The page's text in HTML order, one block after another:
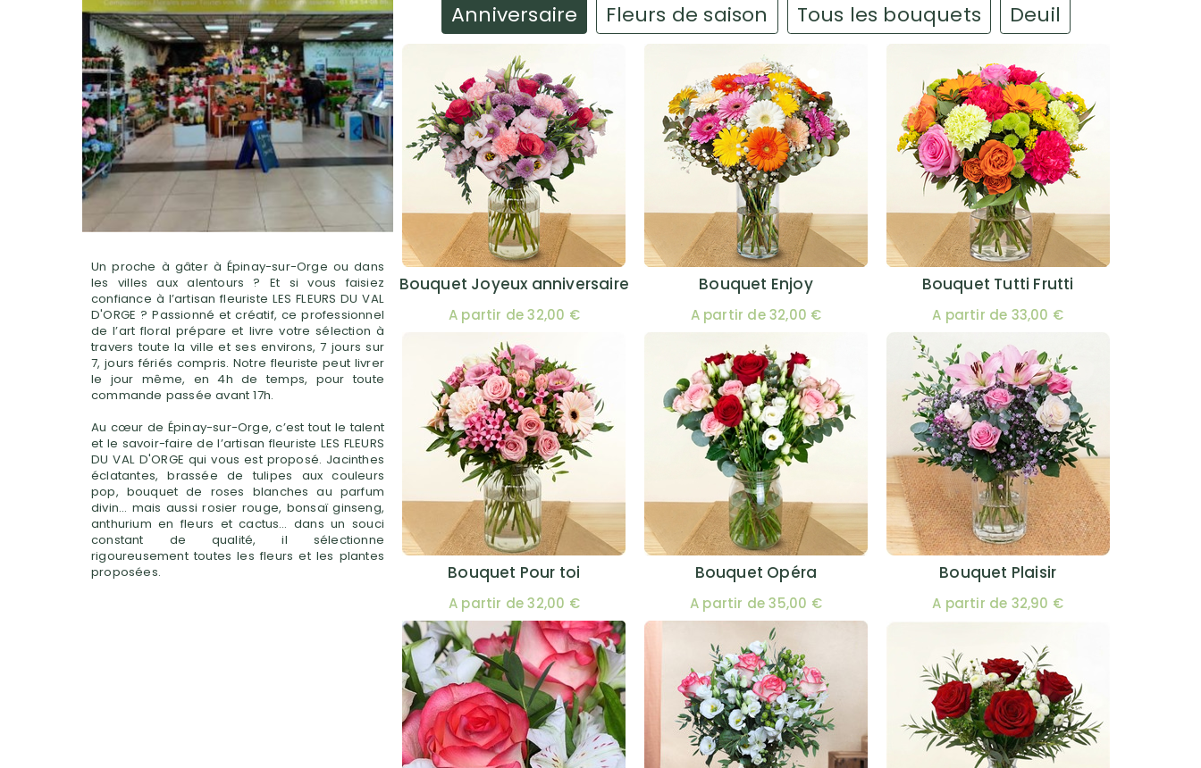
Anniversaire Fleurs de saison Tous les bouquets Deuil
Bouquet Joyeux anniversaire
A partir de 32,00 €
Bouquet Enjoy
A partir de 32,00 €
Bouquet Tutti Frutti
A partir de 33,00 €
Bouquet Pour toi
A partir de 32,00 €
Bouquet Opéra
A partir de 35,00 €
Bouquet Plaisir
A partir de 32,90 €
Un proche à gâter à Épinay-sur-Orge ou dans
les villes aux alentours ? Et si vous faisiez
confiance à l’artisan fleuriste LES FLEURS DU VAL
D'ORGE ? Passionné et créatif, ce professionnel
de l’art floral prépare et livre votre sélection à
travers toute la ville et ses environs, 7 jours sur
7, jours fériés compris. Notre fleuriste peut livrer
le jour même, en 4h de temps, pour toute
commande passée avant 17h.
Au cœur de Épinay-sur-Orge, c’est tout le talent
et le savoir-faire de l’artisan fleuriste LES FLEURS
DU VAL D'ORGE qui vous est proposé. Jacinthes
éclatantes, brassée de tulipes aux couleurs
pop, bouquet de roses blanches au parfum
divin… mais aussi rosier rouge, bonsaï ginseng,
anthurium en fleurs et cactus… dans un souci
constant de qualité, il sélectionne
rigoureusement toutes les fleurs et les plantes
proposées.